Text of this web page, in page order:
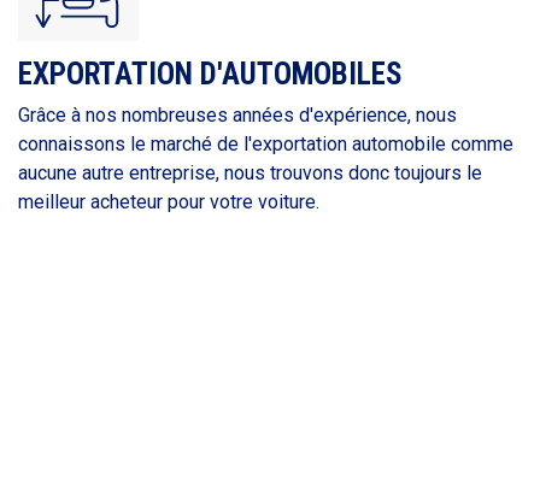
EXPORTATION D'AUTOMOBILES
Grâce à nos nombreuses années d'expérience, nous
connaissons le marché de l'exportation automobile comme
aucune autre entreprise, nous trouvons donc toujours le
meilleur acheteur pour votre voiture.